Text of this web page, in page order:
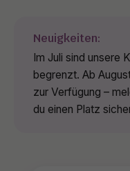
Neuigkeiten:
Im Juli sind unsere
begrenzt. Ab
zur Verfügung –
du einen Platz